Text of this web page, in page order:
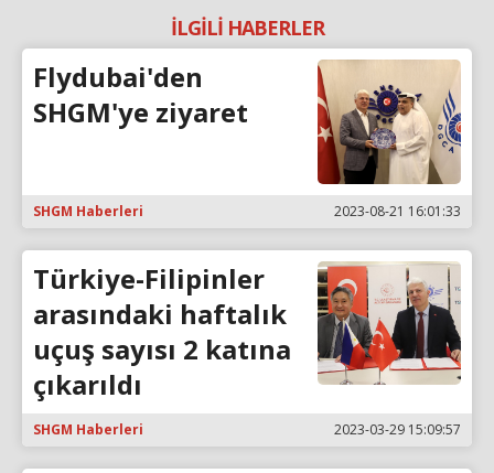
İLGİLİ HABERLER
Flydubai'den
SHGM'ye ziyaret
SHGM Haberleri 2023-08-21 16:01:33
Türkiye-Filipinler
arasındaki haftalık
uçuş sayısı 2 katına
çıkarıldı
SHGM Haberleri 2023-03-29 15:09:57